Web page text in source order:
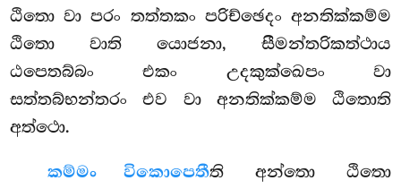
ඨිතො වා පරං තත්තකං පරිච්ඡෙදං අනතික්කම්ම
ඨිතො වාති යොජනා, සීමන්තරිකත්ථාය
ඨපෙතබ්බං එකං උදකුක්ඛෙපං වා
සත්තබ්භන්තරං එව වා අනතික්කම්ම ඨිතොති
අත්ථො.
කම්මං විකොපෙතීති අන්තො ඨිතො